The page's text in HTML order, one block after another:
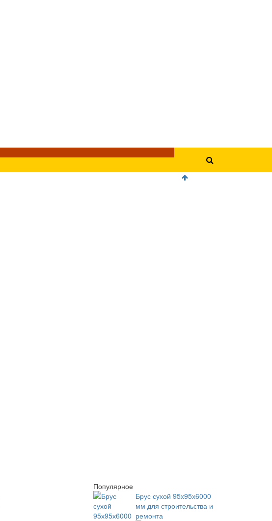
Популярное
Брус сухой 95х95х6000
мм для строительства и
ремонта